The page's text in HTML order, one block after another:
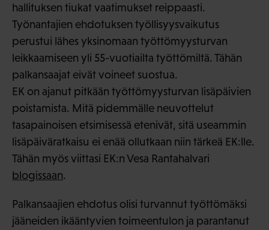
hallituksen tiukat vaatimukset reippaasti.
Työnantajien ehdotuksen työllisyysvaikutus
perustui lähes yksinomaan työttömyysturvan
leikkaamiseen yli 55-vuotiailta työttömiltä. Tähän
palkansaajat eivät voineet suostua.
EK on ajanut pitkään työttömyysturvan lisäpäivien
poistamista. Mitä pidemmälle neuvottelut
tasapainoisen etsimisessä etenivät, sitä useammin
lisäpäiväratkaisu ei enää ollutkaan niin tärkeä EK:lle.
Tähän myös viittasi EK:n Vesa Rantahalvari
blogissaan.
Palkansaajien ehdotus olisi turvannut työttömäksi
jääneiden ikääntyvien toimeentulon ja parantanut